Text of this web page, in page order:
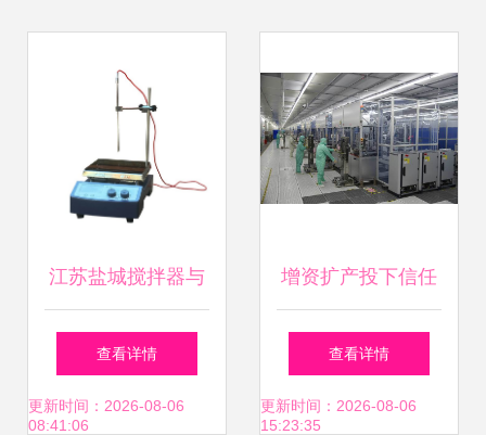
江苏盐城搅拌器与
玻璃仪器市场 批发
平台与新机遇
查看详情
更新时间：2026-08-06
08:41:06
增资扩产投下信任
票，惠阳营商环
境“金名片”如何炼
查看详情
更新时间：2026-08-06
15:23:35